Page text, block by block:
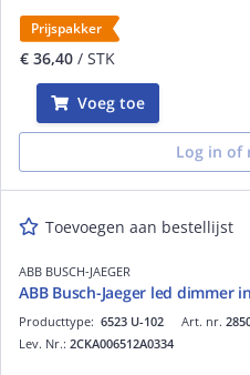
Prijspakker
€ 36,40 / STK
Voeg toe
Log in of
Toevoegen aan bestellijst
ABB BUSCH-JAEGER
ABB Busch-Jaeger led dimmer
Art. nr.
Producttype: 6523 U-102
Lev. Nr.: 2CKA006512A0334